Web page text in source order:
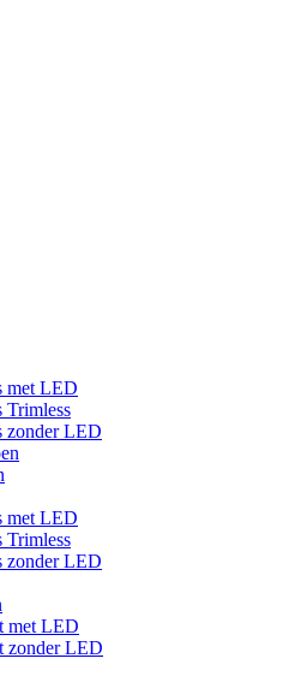
met LED
Trimless
zonder LED
met LED
Trimless
zonder LED
met LED
zonder LED